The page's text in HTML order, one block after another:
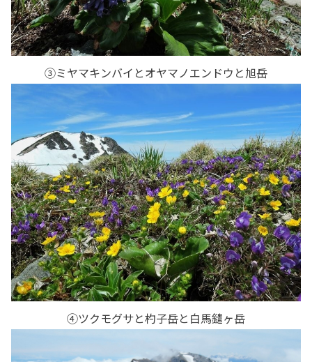
③ミヤマキンバイとオヤマノエンドウと旭岳
④ツクモグサと杓子岳と白馬鑓ヶ岳